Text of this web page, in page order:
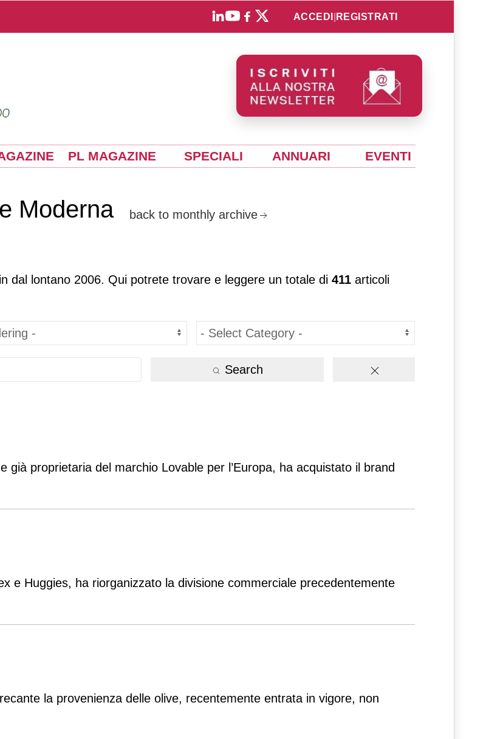
ACCEDI REGISTRATI
PL MAGAZINE SPECIALI ANNUARI EVENTI
Moderna back to monthly archive
dal lontano 2006. Qui potrete trovare e leggere un totale di 411 articoli
Search
proprietaria del marchio Lovable per l’Europa, ha acquistato il brand
e Huggies, ha riorganizzato la divisione commerciale precedentemente
la provenienza delle olive, recentemente entrata in vigore, non